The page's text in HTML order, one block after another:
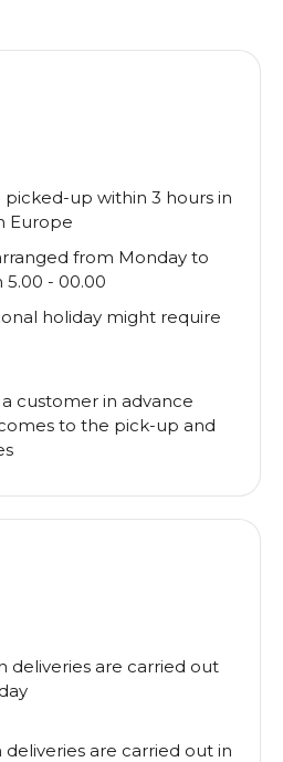
picked-up within 3 hours in
Europe
from Monday to
- 00.00
holiday might require
customer in advance
to the pick-up and
deliveries are carried out
are carried out in